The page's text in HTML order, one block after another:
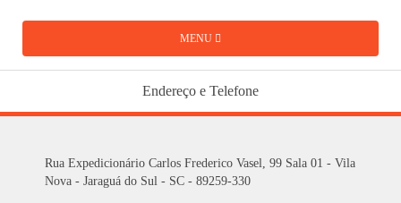
MENU
Endereço e Telefone
Rua Expedicionário Carlos Frederico Vasel, 99 Sala 01 - Vila
Nova - Jaraguá do Sul - SC - 89259-330